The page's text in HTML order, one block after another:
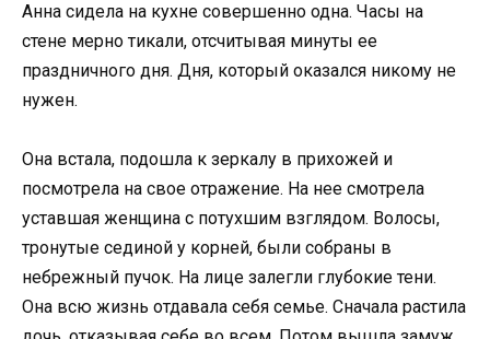
Анна сидела на кухне совершенно одна. Часы на
стене мерно тикали, отсчитывая минуты ее
праздничного дня. Дня, который оказался никому не
нужен.
Она встала, подошла к зеркалу в прихожей и
посмотрела на свое отражение. На нее смотрела
уставшая женщина с потухшим взглядом. Волосы,
тронутые сединой у корней, были собраны в
небрежный пучок. На лице залегли глубокие тени.
Она всю жизнь отдавала себя семье. Сначала растила